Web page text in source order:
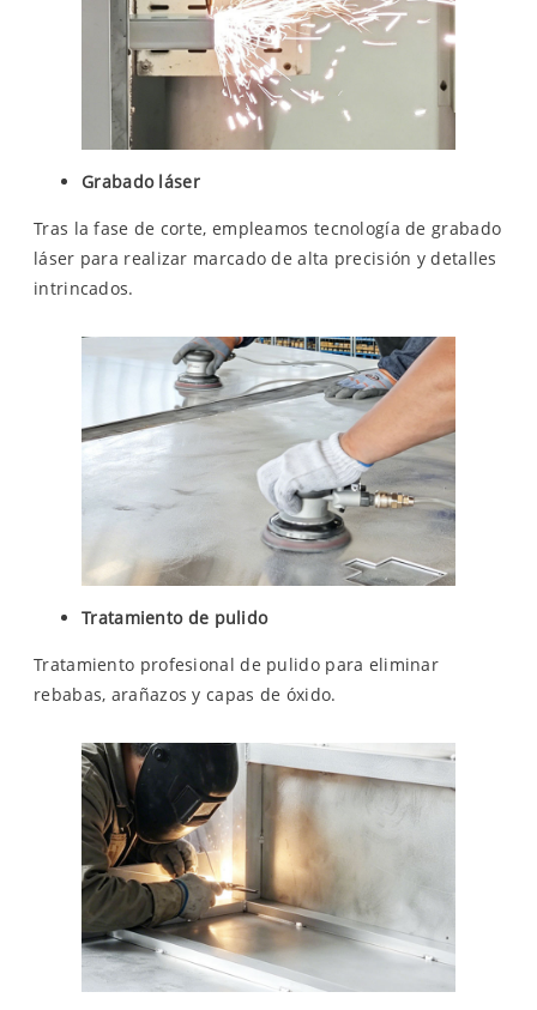
Grabado láser
Tras la fase de corte, empleamos tecnología de grabado
láser para realizar marcado de alta precisión y detalles
intrincados.
Tratamiento de pulido
Tratamiento profesional de pulido para eliminar
rebabas, arañazos y capas de óxido.